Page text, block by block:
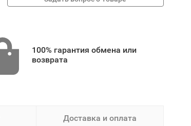
100% гарантия обмена или
возврата
Доставка и оплата